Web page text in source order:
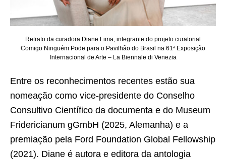
Retrato da curadora Diane Lima, integrante do projeto curatorial
Comigo Ninguém Pode para o Pavilhão do Brasil na 61ª Exposição
Internacional de Arte – La Biennale di Venezia
Entre os reconhecimentos recentes estão sua
nomeação como vice-presidente do Conselho
Consultivo Científico da documenta e do Museum
Fridericianum gGmbH (2025, Alemanha) e a
premiação pela Ford Foundation Global Fellowship
(2021). Diane é autora e editora da antologia